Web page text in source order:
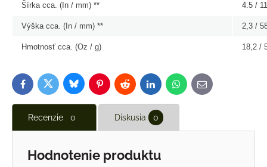
Šírka cca. (In / mm) ** 4.5 /
Výška cca. (In / mm) ** 2,3 /
Hmotnosť cca. (Oz / g) 18,2 /
FacebookTwitterBlueskyPinterestReddit LinkedInWhatsApp
E-
mail
Recenzie 0 Diskusia 0
Hodnotenie produktu